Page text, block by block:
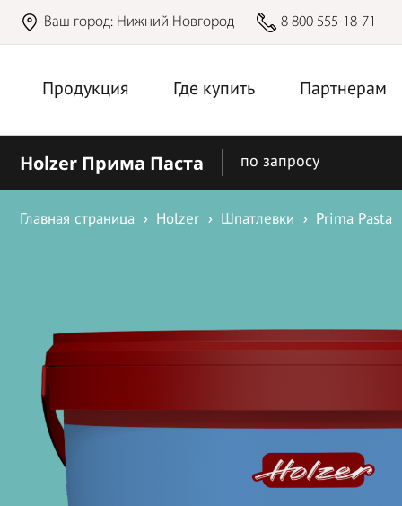
Ваш город: Нижний Новгород 8 800 555-18-71
Продукция Где купить Партнерам
Holzer Прима Паста по запросу
Главная страница Holzer Шпатлевки Prima Pasta